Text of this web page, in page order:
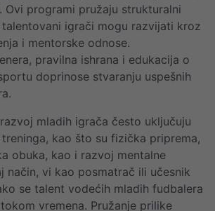
Ovi programi pružaju strukturalni
igrači mogu razvijati kroz
i mentorske odnose.
pravilna ishrana i edukacija o
doprinose stvaranju uspešnih
mladih igrača često uključuju
kao što su fizička priprema,
obuka, kao i razvoj mentalne
način, vi kao posmatrač ili učesnik
se talent vodećih mladih fudbalera
vremena. Pružanje prilike